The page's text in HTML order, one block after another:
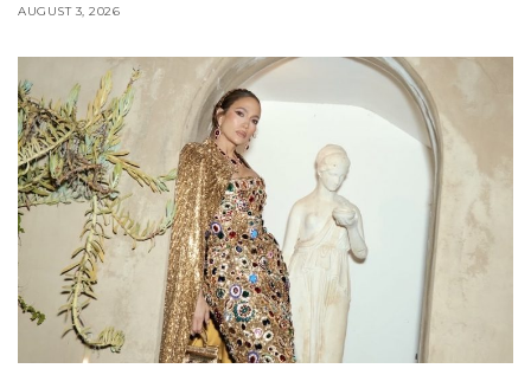
AUGUST 3, 2026